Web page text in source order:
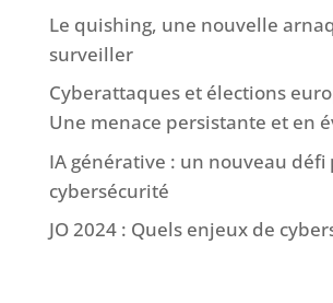
Le quishing, une nouvelle
surveiller
Cyberattaques et élections
Une menace persistante et en
IA générative : un nouveau défi
cybersécurité
JO 2024 : Quels enjeux de